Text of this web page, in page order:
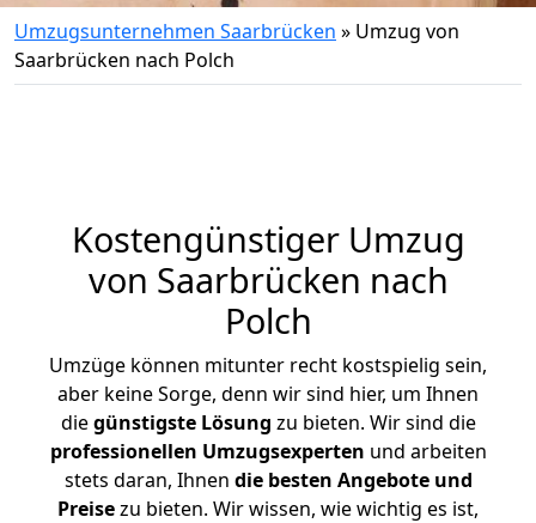
Umzugsunternehmen Saarbrücken » Umzug von
Saarbrücken nach Polch
Kostengünstiger Umzug
von Saarbrücken nach
Polch
Umzüge können mitunter recht kostspielig sein,
aber keine Sorge, denn wir sind hier, um Ihnen
diegünstigste Lösung zu bieten. Wir sind die
professionellen Umzugsexperten und arbeiten
stets daran, Ihnen die besten Angebote und
Preisezu bieten. Wir wissen, wie wichtig es ist,